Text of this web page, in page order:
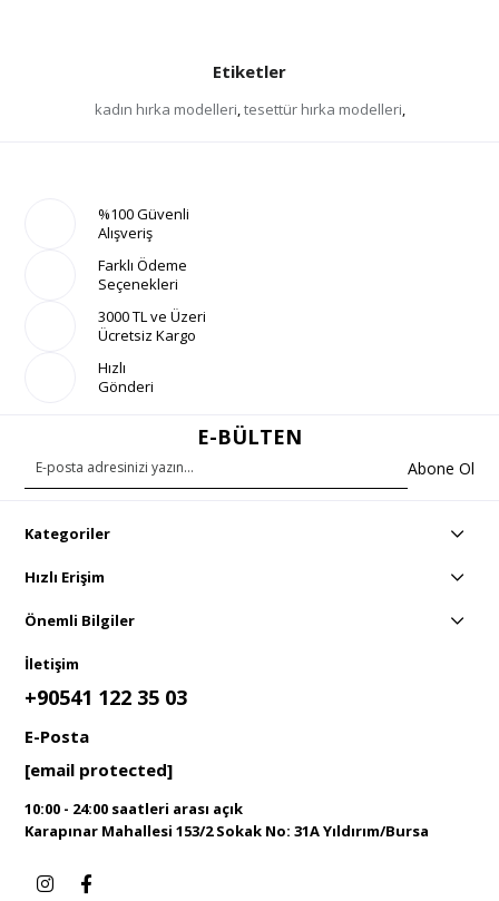
Etiketler
kadın hırka modelleri,tesettür hırka modelleri,
%100 Güvenli
Alışveriş
Farklı Ödeme
Seçenekleri
3000 TL ve Üzeri
Ücretsiz Kargo
Hızlı
Gönderi
E-BÜLTEN
Abone Ol
Kategoriler
Hızlı Erişim
Önemli Bilgiler
İletişim
+90541 122 35 03
E-Posta
[email protected]
10:00 - 24:00 saatleri arası açık
Karapınar Mahallesi 153/2 Sokak No: 31A Yıldırım/Bursa